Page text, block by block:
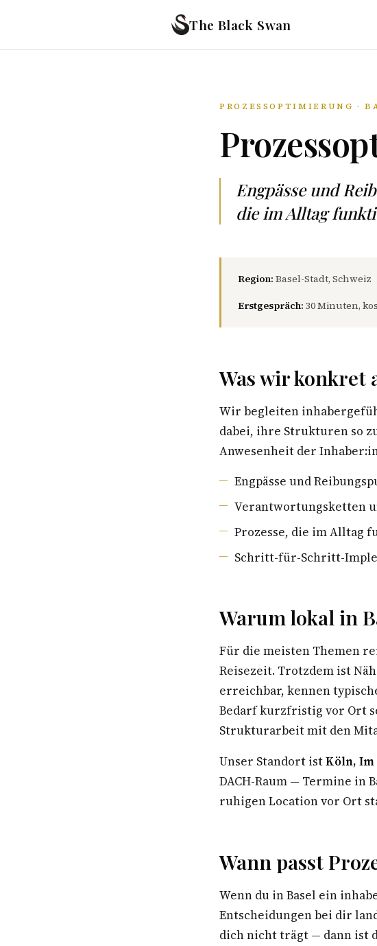
The Black Swan
PROZESSOPTIMIERUNG ·
Engpässe und
die im Alltag
Region: Basel-Stadt, Schweiz
Erstgespräch: 30 Minuten,
Was wir konkret
Wir begleiten
dabei, ihre Strukturen so
Anwesenheit der
Engpässe und
Verantwortungsketten
Prozesse, die im Alltag
Schritt-für-Schritt-
Warum lokal in
Für die meisten Themen
Reisezeit. Trotzdem ist
erreichbar, kennen
Bedarf kurzfristig vor Ort
Strukturarbeit mit den
Unser Standort istKöln,
DACH-Raum — Termine in
ruhigen Location vor Ort
Wann passt
Wenn du in Basel ein
Entscheidungen bei dir
dich nicht trägt — dann ist